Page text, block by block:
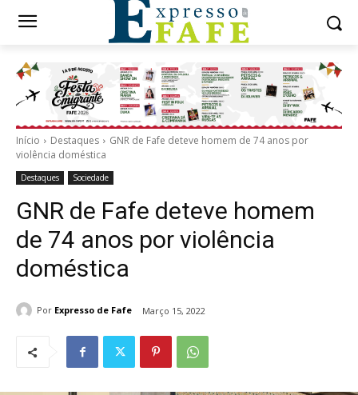
Início Destaques
GNR de Fafe deteve homem de 74 anos por
violência doméstica
Destaques Sociedade
GNR de Fafe deteve homem
de 74 anos por violência
doméstica
Por Expresso de Fafe Março 15, 2022